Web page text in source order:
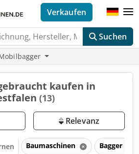
Suchen
Verkaufen
kaufen in
(13)
Relevanz
Baumaschinen Bagger